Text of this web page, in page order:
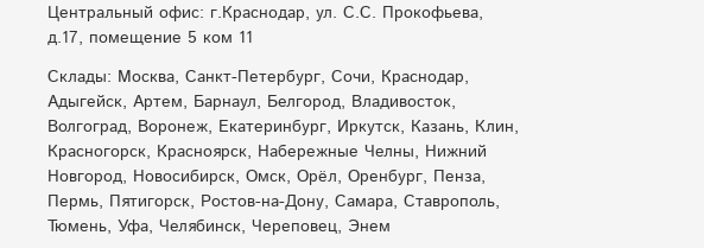
Центральный офис: г.Краснодар, ул. С.С. Прокофьева,
д.17, помещение 5 ком 11
Склады: Москва, Санкт-Петербург, Сочи, Краснодар,
Адыгейск, Артем, Барнаул, Белгород, Владивосток,
Волгоград, Воронеж, Екатеринбург, Иркутск, Казань, Клин,
Красногорск, Красноярск, Набережные Челны, Нижний
Новгород, Новосибирск, Омск, Орёл, Оренбург, Пенза,
Пермь, Пятигорск, Ростов-на-Дону, Самара, Ставрополь,
Тюмень, Уфа, Челябинск, Череповец, Энем